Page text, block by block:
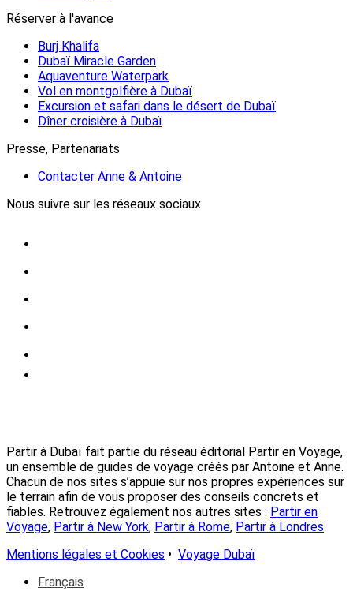
Réserver à l'avance
Burj Khalifa
Dubaï Miracle Garden
Aquaventure Waterpark
Vol en montgolfière à Dubaï
Excursion et safari dans le désert de Dubaï
Dîner croisière à Dubaï
Presse, Partenariats
Contacter Anne & Antoine
Nous suivre sur les réseaux sociaux
Partir à Dubaï fait partie du réseau éditorial Partir en Voyage,
un ensemble de guides de voyage créés par Antoine et Anne.
Chacun de nos sites s’appuie sur nos propres expériences sur
le terrain afin de vous proposer des conseils concrets et
fiables. Retrouvez également nos autres sites : Partir en
Voyage, Partir à New York, Partir à Rome, Partir à Londres
Mentions légales et Cookies • Voyage Dubaï
Français